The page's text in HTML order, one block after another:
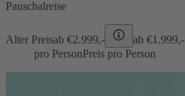
Pauschalreise
Alter Preisab €2.999,- ab €1.999,-
pro PersonPreis pro Person